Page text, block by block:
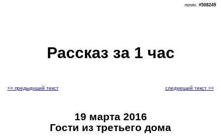
Рассказ за 1 час
логин: #508249
<< предыдущий текст следующий текст >>
19 марта 2016
Гости из третьего дома